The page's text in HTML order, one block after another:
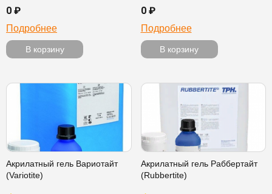
0 ₽
Подробнее
В корзину
0 ₽
Подробнее
В корзину
Акрилатный гель Вариотайт
(Variotite)
Акрилатный гель Раббертайт
(Rubbertite)